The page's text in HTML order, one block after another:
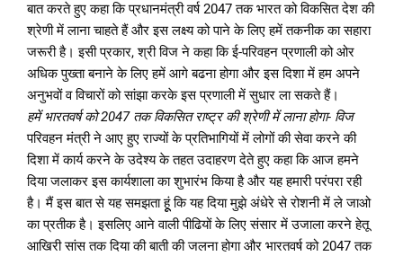
बात करते हुए कहा कि प्रधानमंत्री वर्ष 2047 तक भारत को विकसित देश की
श्रेणी में लाना चाहते हैं और इस लक्ष्य को पाने के लिए हमें तकनीक का सहारा
जरूरी है। इसी प्रकार, श्री विज ने कहा कि ई-परिवहन प्रणाली को ओर
अधिक पुख्ता बनाने के लिए हमें आगे बढना होगा और इस दिशा में हम अपने
अनुभवों व विचारों को सांझा करके इस प्रणाली में सुधार ला सकते हैं।
हमें भारतवर्ष को 2047 तक विकसित राष्ट्र की श्रेणी में लाना होगा- विज
परिवहन मंत्री ने आए हुए राज्यों के प्रतिभागियों में लोगों की सेवा करने की
दिशा में कार्य करने के उदेश्य के तहत उदाहरण देते हुए कहा कि आज हमने
दिया जलाकर इस कार्यशाला का शुभारंभ किया है और यह हमारी परंपरा रही
है। मैं इस बात से यह समझता हूूं कि यह दिया मुझे अंधेरे से रोशनी में ले जाओ
का प्रतीक है। इसलिए आने वाली पीढियों के लिए संसार में उजाला करने हेतू
आखिरी सांस तक दिया की बाती की जलना होगा और भारतवर्ष को 2047 तक